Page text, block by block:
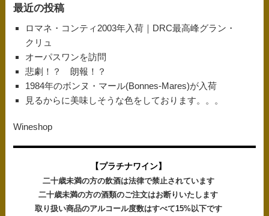
最近の投稿
ロマネ・コンティ2003年入荷｜DRC最高峰グラン・
クリュ
オーパスワンを訪問
悲劇！？ 朗報！？
1984年のボンヌ・マール(Bonnes-Mares)が入荷
見るからに美味しそうな色をしております。。。
Wineshop
【プラチナワイン】
二十歳未満の方の飲酒は法律で禁止されています
二十歳未満の方の酒類のご注文はお断りいたします
取り扱い商品のアルコール度数はすべて15%以下です